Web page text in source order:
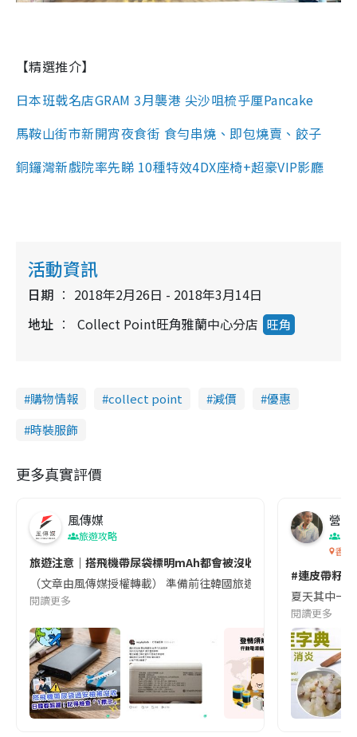
【精選推介】
日本班戟名店GRAM 3月襲港 尖沙咀梳乎厘Pancake
馬鞍山街市新開宵夜食街 食勻串燒、即包燒賣、餃子
銅鑼灣新戲院率先睇 10種特效4DX座椅+超豪VIP影廳
活動資訊
日期
2018年2月26日 - 2018年3月14日
地址
Collect Point旺角雅蘭中心分店 旺角
購物情報 collect point 減價
優惠
時裝服飾
更多真實評價
風傳媒
旅遊攻略
旅遊注意｜搭飛機帶尿袋標明mAh都會被沒收😱出發前切記檢查
（文章由風傳媒授權轉載） 準備前往韓國旅遊的民眾，近期要
閱讀更多
營養
香港
#連皮帶籽
夏天其中一
閱讀更多